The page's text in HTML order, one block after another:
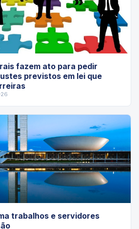
fazem ato para pedir
previstos em lei que
trabalhos e servidores